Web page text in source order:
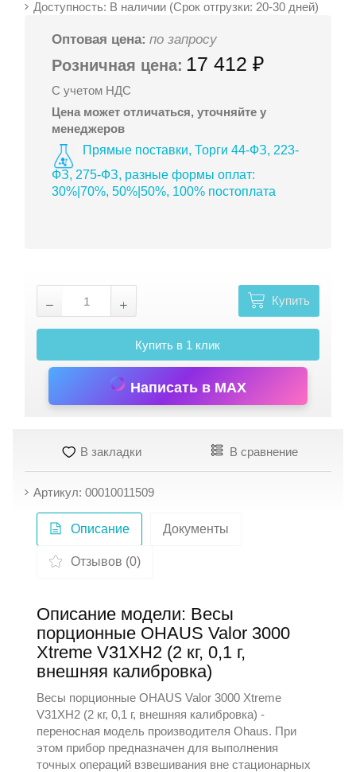
Доступность: В наличии (Срок отгрузки: 20-30 дней)
Оптовая цена: по запросу
Розничная цена: 17 412 ₽
С учетом НДС
Цена может отличаться, уточняйте у
менеджеров
Прямые поставки, Торги 44-ФЗ, 223-
ФЗ, 275-ФЗ, разные формы оплат:
30%|70%, 50%|50%, 100% постоплата
Купить
Купить в 1 клик
Написать в MAX
В закладки В сравнение
Артикул: 00010011509
Описание Документы
Отзывов (0)
Описание модели: Весы
порционные OHAUS Valor 3000
Xtreme V31XH2 (2 кг, 0,1 г,
внешняя калибровка)
Весы порционные OHAUS Valor 3000 Xtreme
V31XH2 (2 кг, 0,1 г, внешняя калибровка) -
переносная модель производителяOhaus. При
этом прибор предназначен для выполнения
точных операций взвешивания вне стационарных